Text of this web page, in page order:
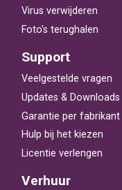
Virus verwijderen
Foto's terughalen
Support
Veelgestelde vragen
Updates & Downloads
Garantie per fabrikant
Hulp bij het kiezen
Licentie verlengen
Verhuur